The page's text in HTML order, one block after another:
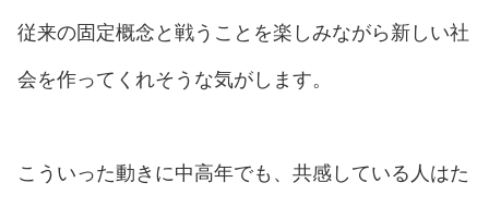
従来の固定概念と戦うことを楽しみながら新しい社
会を作ってくれそうな気がします。
こういった動きに中高年でも、共感している人はた